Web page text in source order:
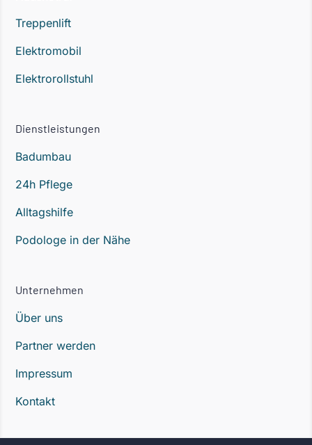
Treppenlift
Elektromobil
Elektrorollstuhl
Dienstleistungen
Badumbau
24h Pflege
Alltagshilfe
Podologe in der Nähe
Unternehmen
Über uns
Partner werden
Impressum
Kontakt